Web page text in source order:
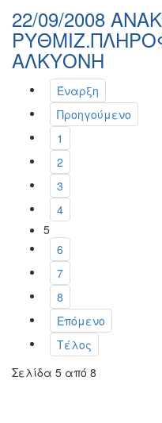
22/09/2008
ΑΛΚΥΟΝΗ
Έναρξη
Προηγούμενο
1
2
3
4
5
6
7
8
Επόμενο
Τέλος
Σελίδα 5 από 8